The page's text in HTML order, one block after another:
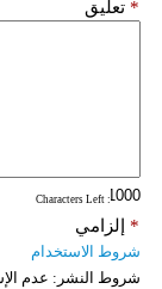
تعليق *
: Characters Left
إلزامي *
شروط الاستخدام
شروط النشر: عدم